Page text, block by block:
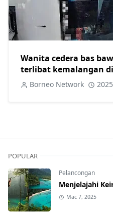
Wanita cedera bas
terlibat kemalangan
Borneo Network
POPULAR
Pelancongan
Menjelajahi
Mac 7, 2025